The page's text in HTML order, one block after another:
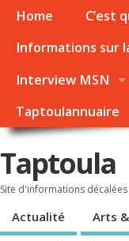
Home C’est
Informations sur
Interview MSN
Taptoulannuaire
Taptoula
Site d'informations décalées
Actualité Arts